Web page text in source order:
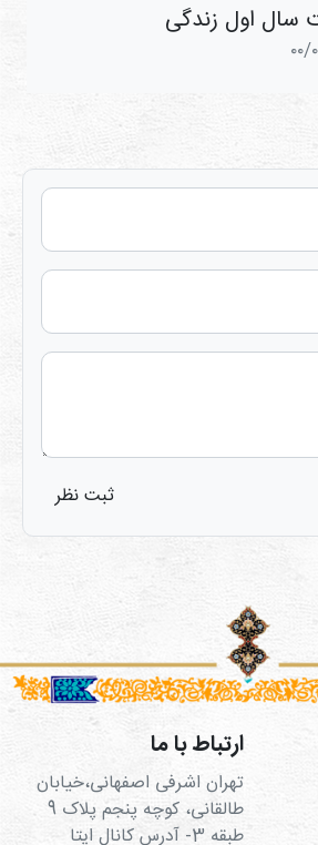
اول زندگی
ثبت نظر
ارتباط با ما
تهران اشرفی اصفهانی،خیابان
طالقانی، کوچه پنجم پلاک 9
طبقه 3- آدرس کانال ایتا